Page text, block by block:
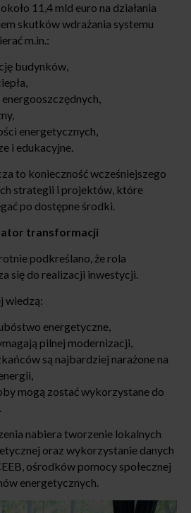
11,4 mld euro na działania
skutków wdrażania systemu
m.in.:
budynków,
energetycznych,
i edukacyjne.
to konieczność wcześniejszego
strategii i projektów, które
po dostępne środki.
transformacji
podkreślano, że rola
się do realizacji inwestycji.
wiedzą:
energetyczne,
pilnej modernizacji,
są najbardziej narażone na
mogą zostać wykorzystane do
nabiera tworzenie lokalnych
oraz wykorzystanie danych
ośrodków pomocy społecznej
energetycznych.